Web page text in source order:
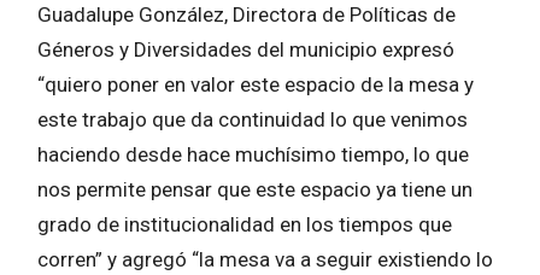
Guadalupe González, Directora de Políticas de
Géneros y Diversidades del municipio expresó
“quiero poner en valor este espacio de la mesa y
este trabajo que da continuidad lo que venimos
haciendo desde hace muchísimo tiempo, lo que
nos permite pensar que este espacio ya tiene un
grado de institucionalidad en los tiempos que
corren” y agregó “la mesa va a seguir existiendo lo